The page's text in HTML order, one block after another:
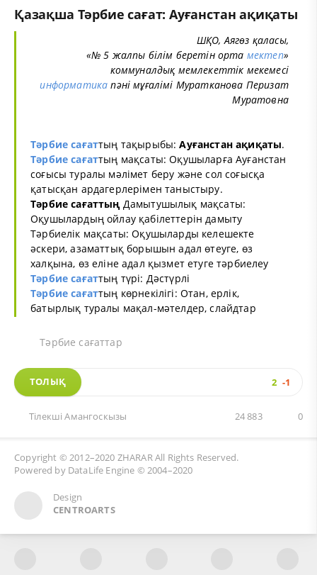
Қазақша Тәрбие сағат: Ауғанстан ақиқаты
ШҚО, Аягөз қаласы,
«№ 5 жалпы білім беретін орта мектеп»
коммуналдық мемлекеттік мекемесі
информатика пәні мұғалімі Муратканова Перизат
Муратовна
Тәрбие сағаттың тақырыбы:Ауғанстан ақиқаты.
Тәрбие сағаттың мақсаты: Оқушыларға Ауғанстан
соғысы туралы мәлімет беру және сол соғысқа
қатысқан ардагерлерімен таныстыру.
Тәрбие сағаттың Дамытушылық мақсаты:
Оқушылардың ойлау қабілеттерін дамыту
Тәрбиелік мақсаты: Оқушыларды келешекте
әскери, азаматтық борышын адал өтеуге, өз
халқына, өз еліне адал қызмет етуге тәрбиелеу
Тәрбие сағаттың түрі: Дәстүрлі
Тәрбие сағаттың көрнекілігі: Отан, ерлік,
батырлық туралы мақал-мәтелдер, слайдтар
Тәрбие сағаттар
ТОЛЫҚ 2 -1
Тiлекшi Амангоскызы 0
24 883
Copyright © 2012–2020 ZHARARAll Rights Reserved.
Powered by DataLife Engine © 2004–2020
Design
CENTROARTS